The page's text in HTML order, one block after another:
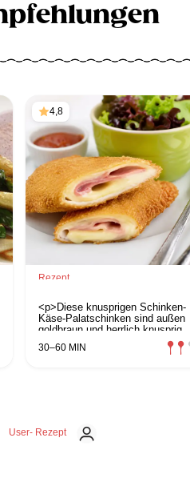
4,8
Rezept
Bleu
<p>Diese knusprigen Schinken-
Käse-Palatschinken sind außen
goldbraun und herrlich knusprig,
innen erwartet Sie eine cremig-
schmelzende Käsefüllung mit
frischen Salat oder einem Dip
wird daraus im Handumdrehen ein
30–60 MIN
User- Rezept